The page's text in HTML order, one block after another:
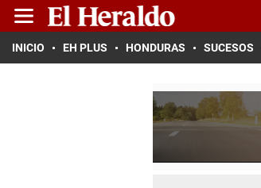
INICIO EH PLUS HONDURAS SUCESOS